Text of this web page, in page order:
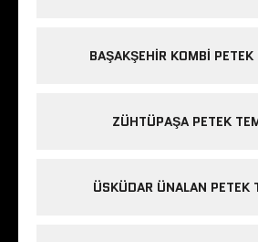
BAŞAKŞEHIR KOMBI
ZÜHTÜPAŞA PETEK
ÜSKÜDAR ÜNALAN PETEK